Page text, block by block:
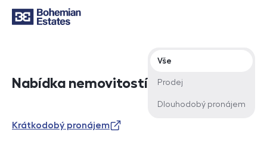
Nabídka nemovitostí
Typ nabídky
Vše
Prodej
Dlouhodobý pronájem
Krátkodobý pronájem